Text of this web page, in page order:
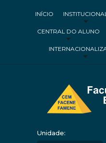
INÍCIO
CENTRAL DO ALUNO
Unidade: